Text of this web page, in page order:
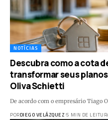
NOTÍCIAS
Descubra como a cota
transformar seus
Oliva Schietti
De acordo com o empresário Tiago
PORDIEGO VELÁZQUEZ 5 MIN DE